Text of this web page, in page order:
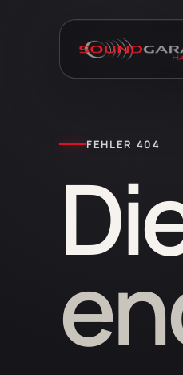
FEHLER 404